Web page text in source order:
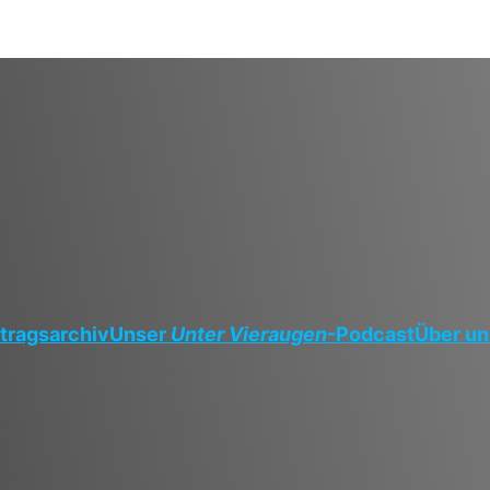
Unser Unter Vieraugen-PodcastÜber